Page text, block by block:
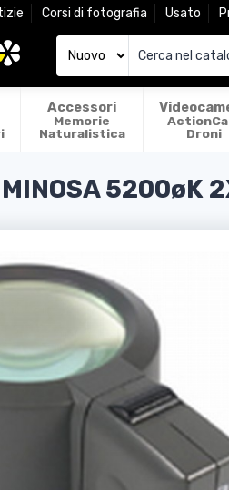
Corsi di fotografia Usato
Accessori
Memorie
Naturalistica
Droni
5200øK